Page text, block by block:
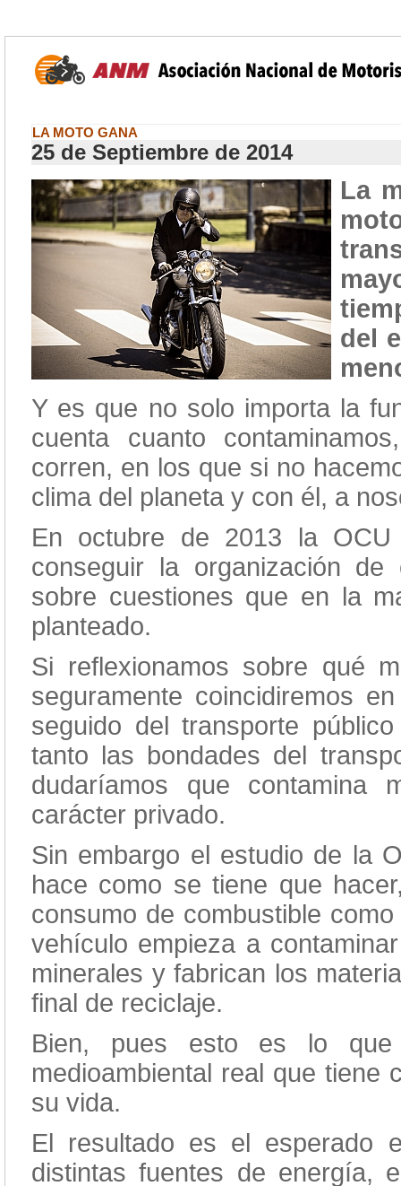
LA MOTO GANA
25 de Septiembre de 2014
La
del
Y es que no solo importa la
cuenta cuanto
corren, en los que si no
clima del planeta y con él, a
En octubre de 2013 la
conseguir la organización
sobre cuestiones que en la
planteado.
Si reflexionamos sobre qué
seguramente coincidiremos
seguido del transporte
tanto las bondades del
dudaríamos que contamina
carácter privado.
Sin embargo el estudio de la
hace como se tiene que
consumo de combustible
vehículo empieza a
minerales y fabrican los
final de reciclaje.
Bien, pues esto es lo
medioambiental real que tiene
su vida.
El resultado es el esperado
distintas fuentes de energía,